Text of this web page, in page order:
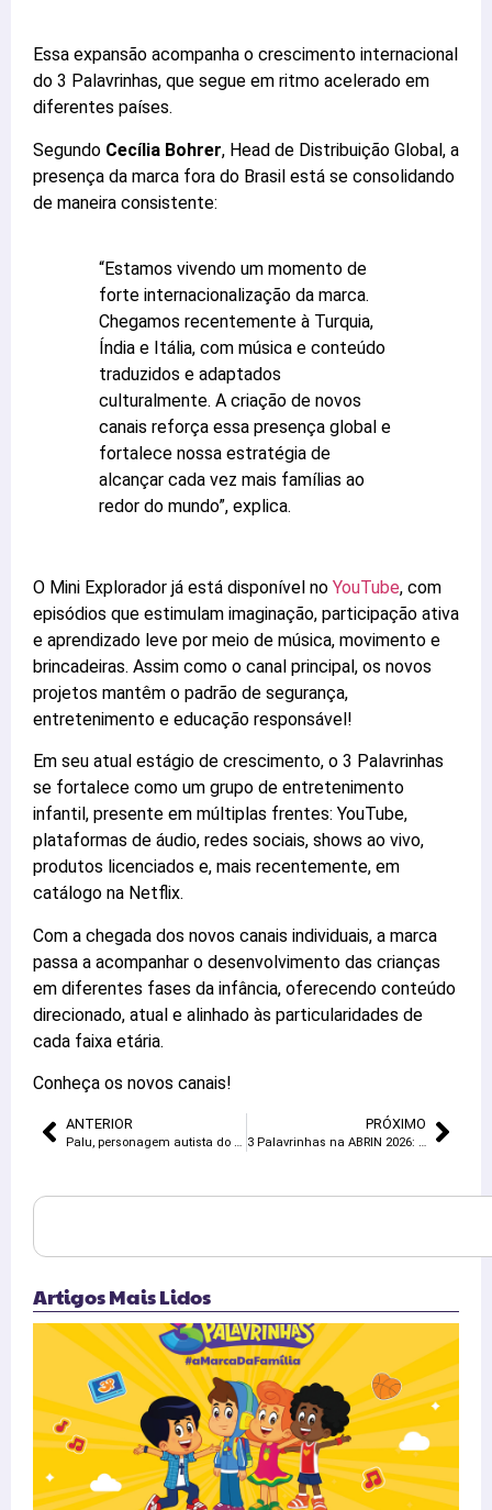
Essa expansão acompanha o crescimento internacional
do 3 Palavrinhas, que segue em ritmo acelerado em
diferentes países.
Segundo Cecília Bohrer, Head de Distribuição Global, a
presença da marca fora do Brasil está se consolidando
de maneira consistente:
“Estamos vivendo um momento de
forte internacionalização da marca.
Chegamos recentemente à Turquia,
Índia e Itália, com música e conteúdo
traduzidos e adaptados
culturalmente. A criação de novos
canais reforça essa presença global e
fortalece nossa estratégia de
alcançar cada vez mais famílias ao
redor do mundo”, explica.
O Mini Explorador já está disponível no YouTube, com
episódios que estimulam imaginação, participação ativa
e aprendizado leve por meio de música, movimento e
brincadeiras. Assim como o canal principal, os novos
projetos mantêm o padrão de segurança,
entretenimento e educação responsável!
Em seu atual estágio de crescimento, o 3 Palavrinhas
se fortalece como um grupo de entretenimento
infantil, presente em múltiplas frentes: YouTube,
plataformas de áudio, redes sociais, shows ao vivo,
produtos licenciados e, mais recentemente, em
catálogo na Netflix.
Com a chegada dos novos canais individuais, a marca
passa a acompanhar o desenvolvimento das crianças
em diferentes fases da infância, oferecendo conteúdo
direcionado, atual e alinhado às particularidades de
cada faixa etária.
Conheça os novos canais!
ANTERIOR PRÓXIMO
Artigos Mais Lidos